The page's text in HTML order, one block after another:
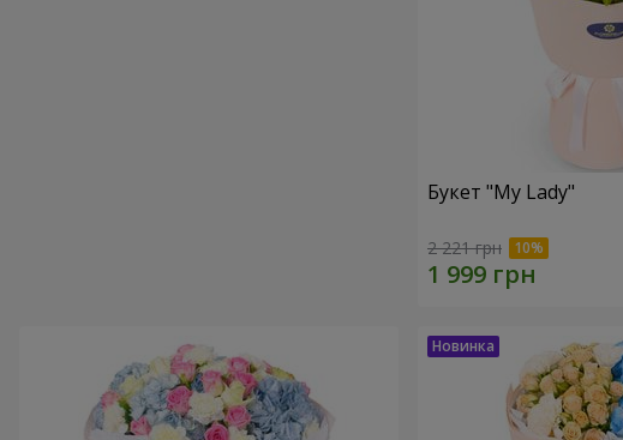
Букет "My Lady"
2 221 грн